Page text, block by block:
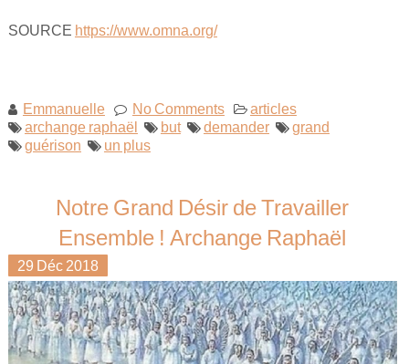
SOURCE https://www.omna.org/
Emmanuelle No Comments
articles
archange raphaël
but demander
grand
guérison
un plus
Notre Grand Désir de Travailler
Ensemble ! Archange Raphaël
29 Déc 2018